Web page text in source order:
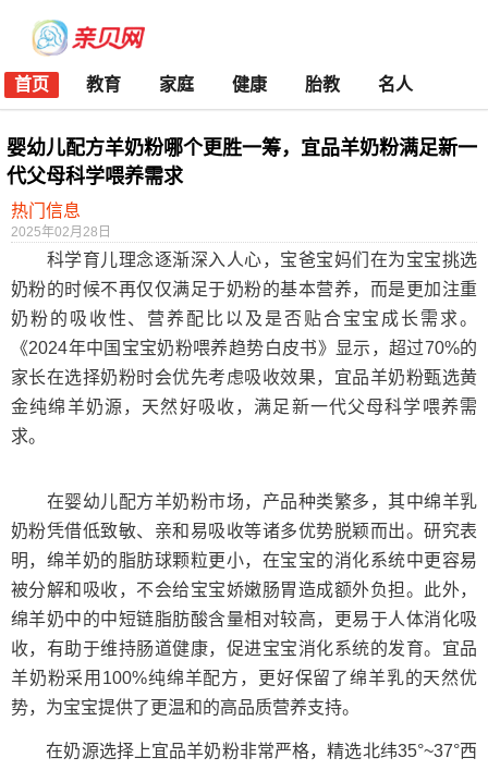
首页 教育 家庭 健康 胎教 名人
婴幼儿配方羊奶粉哪个更胜一筹，宜品羊奶粉满足新一
代父母科学喂养需求
热门信息
2025年02月28日
科学育儿理念逐渐深入人心，宝爸宝妈们在为宝宝挑选
奶粉的时候不再仅仅满足于奶粉的基本营养，而是更加注重
奶粉的吸收性、营养配比以及是否贴合宝宝成长需求。
《2024年中国宝宝奶粉喂养趋势白皮书》显示，超过70%的
家长在选择奶粉时会优先考虑吸收效果，宜品羊奶粉甄选黄
金纯绵羊奶源，天然好吸收，满足新一代父母科学喂养需
求。
在婴幼儿配方羊奶粉市场，产品种类繁多，其中绵羊乳
奶粉凭借低致敏、亲和易吸收等诸多优势脱颖而出。研究表
明，绵羊奶的脂肪球颗粒更小，在宝宝的消化系统中更容易
被分解和吸收，不会给宝宝娇嫩肠胃造成额外负担。此外，
绵羊奶中的中短链脂肪酸含量相对较高，更易于人体消化吸
收，有助于维持肠道健康，促进宝宝消化系统的发育。宜品
羊奶粉采用100%纯绵羊配方，更好保留了绵羊乳的天然优
势，为宝宝提供了更温和的高品质营养支持。
在奶源选择上宜品羊奶粉非常严格，精选北纬35°~37°西